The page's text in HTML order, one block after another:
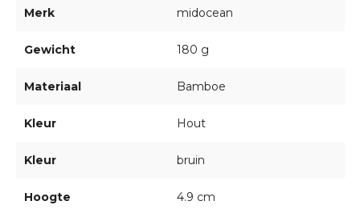
Merk midocean
Gewicht 180 g
Materiaal Bamboe
Kleur Hout
Kleur bruin
Hoogte 4.9 cm